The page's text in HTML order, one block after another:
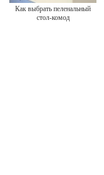
Как выбрать пеленальный
стол-комод